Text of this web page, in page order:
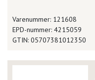
Varenummer: 121608
EPD-nummer: 4215059
GTIN: 05707381012350